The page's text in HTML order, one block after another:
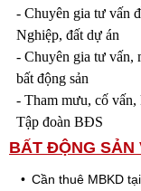
- Chuyên gia tư vấn
Nghiệp, đất dự án
- Chuyên gia tư vấn,
bất động sản
- Tham mưu, cố vấn,
Tập đoàn BĐS
BẤT ĐỘNG SẢN
Cần thuê MBKD